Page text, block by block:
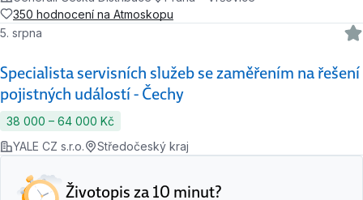
350 hodnocení na Atmoskopu
Specialista servisních služeb se zaměřením na řešení
pojistných událostí - Čechy
5. srpna
38 000 ‍–‍ 64 000 Kč
YALE CZ s.r.o.
Středočeský kraj
Životopis za 10 minut?